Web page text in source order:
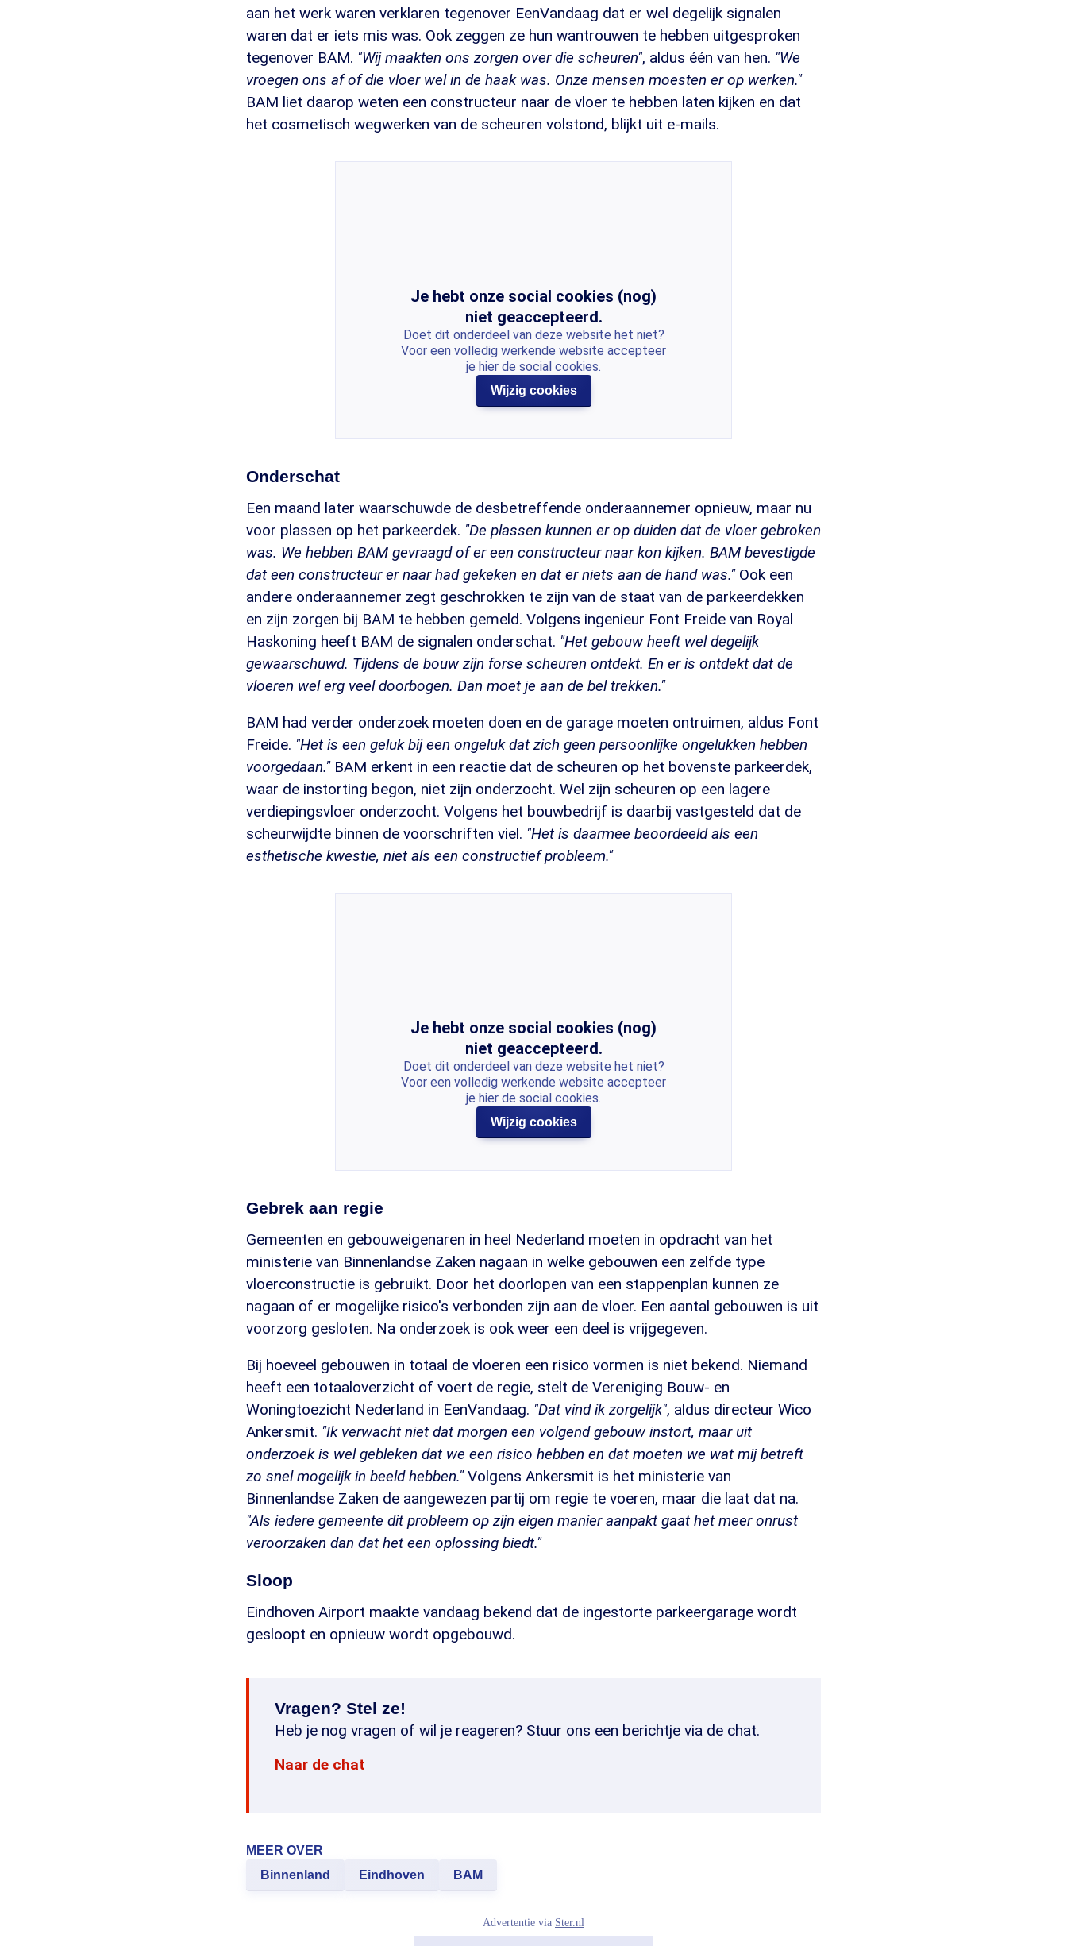
aan het werk waren verklaren tegenover EenVandaag dat er wel degelijk signalen
waren dat er iets mis was. Ook zeggen ze hun wantrouwen te hebben uitgesproken
tegenover BAM. "Wij maakten ons zorgen over die scheuren", aldus één van hen. "We
vroegen ons af of die vloer wel in de haak was. Onze mensen moesten er op werken."
BAM liet daarop weten een constructeur naar de vloer te hebben laten kijken en dat
het cosmetisch wegwerken van de scheuren volstond, blijkt uit e-mails.
Je hebt onze social cookies (nog)
niet geaccepteerd.
Doet dit onderdeel van deze website het niet?
Voor een volledig werkende website accepteer
je hier de social cookies.
Wijzig cookies
Onderschat
Een maand later waarschuwde de desbetreffende onderaannemer opnieuw, maar nu
voor plassen op het parkeerdek. "De plassen kunnen er op duiden dat de vloer gebroken
was. We hebben BAM gevraagd of er een constructeur naar kon kijken. BAM bevestigde
dat een constructeur er naar had gekeken en dat er niets aan de hand was." Ook een
andere onderaannemer zegt geschrokken te zijn van de staat van de parkeerdekken
en zijn zorgen bij BAM te hebben gemeld. Volgens ingenieur Font Freide van Royal
Haskoning heeft BAM de signalen onderschat. "Het gebouw heeft wel degelijk
gewaarschuwd. Tijdens de bouw zijn forse scheuren ontdekt. En er is ontdekt dat de
vloeren wel erg veel doorbogen. Dan moet je aan de bel trekken."
BAM had verder onderzoek moeten doen en de garage moeten ontruimen, aldus Font
Freide. "Het is een geluk bij een ongeluk dat zich geen persoonlijke ongelukken hebben
voorgedaan." BAM erkent in een reactie dat de scheuren op het bovenste parkeerdek,
waar de instorting begon, niet zijn onderzocht. Wel zijn scheuren op een lagere
verdiepingsvloer onderzocht. Volgens het bouwbedrijf is daarbij vastgesteld dat de
scheurwijdte binnen de voorschriften viel. "Het is daarmee beoordeeld als een
esthetische kwestie, niet als een constructief probleem."
Je hebt onze social cookies (nog)
niet geaccepteerd.
Doet dit onderdeel van deze website het niet?
Voor een volledig werkende website accepteer
je hier de social cookies.
Wijzig cookies
Gebrek aan regie
Gemeenten en gebouweigenaren in heel Nederland moeten in opdracht van het
ministerie van Binnenlandse Zaken nagaan in welke gebouwen een zelfde type
vloerconstructie is gebruikt. Door het doorlopen van een stappenplan kunnen ze
nagaan of er mogelijke risico's verbonden zijn aan de vloer. Een aantal gebouwen is uit
voorzorg gesloten. Na onderzoek is ook weer een deel is vrijgegeven.
Bij hoeveel gebouwen in totaal de vloeren een risico vormen is niet bekend. Niemand
heeft een totaaloverzicht of voert de regie, stelt de Vereniging Bouw- en
Woningtoezicht Nederland in EenVandaag. "Dat vind ik zorgelijk", aldus directeur Wico
Ankersmit. "Ik verwacht niet dat morgen een volgend gebouw instort, maar uit
onderzoek is wel gebleken dat we een risico hebben en dat moeten we wat mij betreft
zo snel mogelijk in beeld hebben."Volgens Ankersmit is het ministerie van
Binnenlandse Zaken de aangewezen partij om regie te voeren, maar die laat dat na.
"Als iedere gemeente dit probleem op zijn eigen manier aanpakt gaat het meer onrust
veroorzaken dan dat het een oplossing biedt."
Sloop
Eindhoven Airport maakte vandaag bekend dat de ingestorte parkeergarage wordt
gesloopt en opnieuw wordt opgebouwd.
Vragen? Stel ze!
Heb je nog vragen of wil je reageren? Stuur ons een berichtje via de chat.
Naar de chat
MEER OVER
Binnenland
Eindhoven BAM
Advertentie via Ster.nl